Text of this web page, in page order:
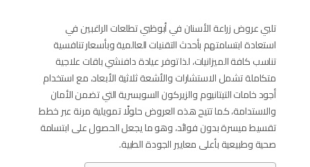
تلبي عروض زراعة الأسنان في أبوظبي تطلعات الراغبين في
استعادة ابتسامتهم بأحدث التقنيات العالمية وبأسعار تنافسية
تناسب كافة الميزانيات، لذا توفر عيادة دافنشي باقات علاجية
متكاملة تشمل الاستشارات والأشعة ثلاثية الأبعاد، مع استخدام
أجود خامات التيتانيوم والزيركون السويسرية التي تضمن الأمان
والاستدامة، كما تتيح هذه العروض حلولًا تمويلية مرنة عبر خطط
تقسيط ميسرة بدون فوائد، وهو ما يجعل الحصول على ابتسامة
صحية وطبيعية بأعلى معايير الجودة الطبية.